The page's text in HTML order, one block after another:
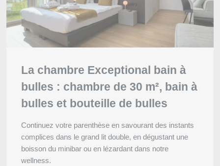
La chambre Exceptional bain à
bulles : chambre de 30 m², bain à
bulles et bouteille de bulles
Continuez votre parenthèse en savourant des instants
complices dans le grand lit double, en dégustant une
boisson du minibar ou en lézardant dans notre
wellness.